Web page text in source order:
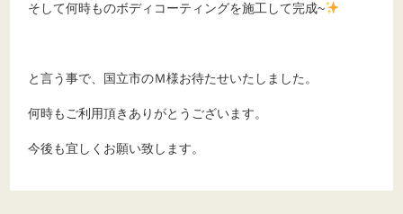
そして何時ものボディコーティングを施工して完成~
と言う事で、国立市のＭ様お待たせいたしました。
何時もご利用頂きありがとうございます。
今後も宜しくお願い致します。